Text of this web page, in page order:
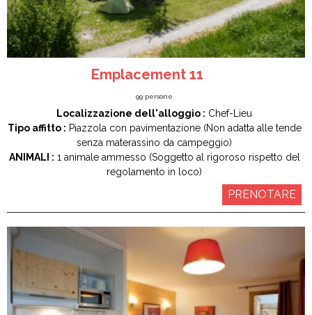
Emplacement 11
99 persone
Localizzazione dell'alloggio : Chef-Lieu
Tipo affitto : Piazzola con pavimentazione (Non adatta alle tende
senza materassino da campeggio)
ANIMALI : 1 animale ammesso (Soggetto al rigoroso rispetto del
regolamento in loco)
PRENOTARE